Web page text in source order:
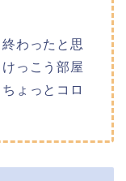
わったと思
っこう部屋
ょっとコロ